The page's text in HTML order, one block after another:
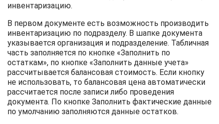
инвентаризацию.
В первом документе есть возможность производить
инвентаризацию по подразделу. В шапке документа
указывается организация и подразделение. Табличная
часть заполняется по кнопке «Заполнить по
остаткам», по кнопке «Заполнить данные учета»
рассчитывается балансовая стоимость. Если кнопку
не использовать, то балансовая цена автоматически
рассчитается после записи либо проведения
документа. По кнопке Заполнить фактические данные
по умолчанию заполняются данные остатков.